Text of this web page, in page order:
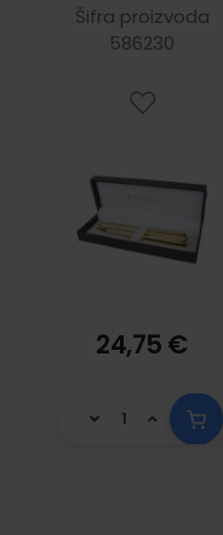
kemijska olovka +
roler
Šifra proizvoda
586230
24,75 €